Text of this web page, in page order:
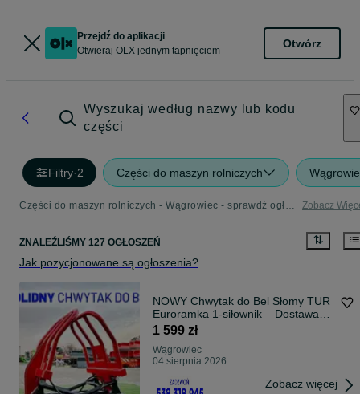
Przejdź do aplikacji
Otwieraj OLX jednym tapnięciem
Otwórz
Wyszukaj według nazwy lub kodu
części
Filtry·2 Części do maszyn rolniczych
Części do maszyn rolniczych - Wągrowiec - sprawdź ogłoszenia w kategorii Rolnictwo Zobacz
ZNALEŹLIŚMY 127 OGŁOSZEŃ
Jak pozycjonowane są ogłoszenia?
NOWY Chwytak do Bel Słomy TUR
Euroramka 1-siłownik – Dostawa
pod dom
1 599 zł
Wągrowiec
04 sierpnia 2026
Zobacz więcej